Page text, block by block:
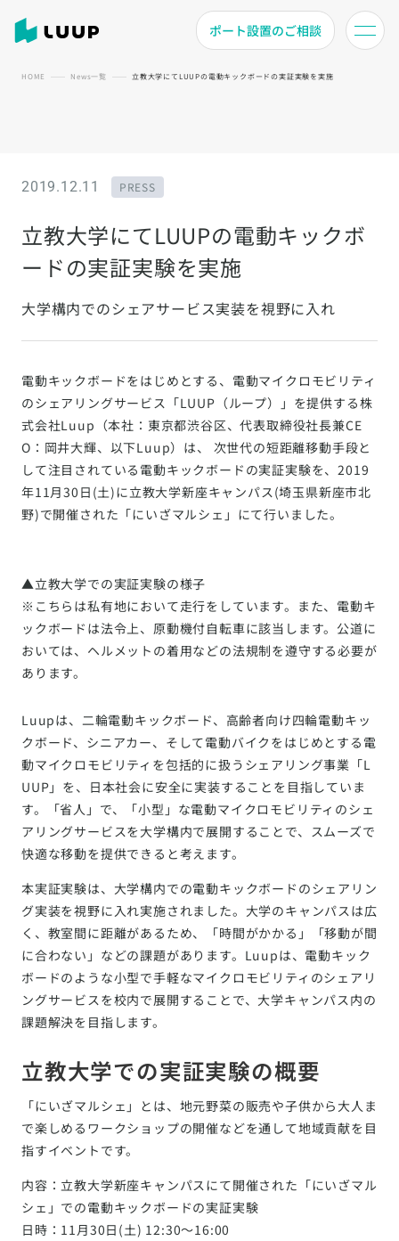
ポート設置のご相談
HOME News一覧 立教大学にてLUUPの電動キックボードの実証実験を実施
2019.12.11 PRESS
立教大学にてLUUPの電動キックボ
ードの実証実験を実施
大学構内でのシェアサービス実装を視野に入れ
電動キックボードをはじめとする、電動マイクロモビリティ
のシェアリングサービス「LUUP（ループ）」を提供する株
式会社Luup（本社：東京都渋谷区、代表取締役社長兼CE
O：岡井大輝、以下Luup）は、 次世代の短距離移動手段と
して注目されている電動キックボードの実証実験を、2019
年11月30日(土)に立教大学新座キャンパス(埼玉県新座市北
野)で開催された「にいざマルシェ」にて行いました。
▲立教大学での実証実験の様子
※こちらは私有地において走行をしています。また、電動キ
ックボードは法令上、原動機付自転車に該当します。公道に
おいては、ヘルメットの着用などの法規制を遵守する必要が
あります。
Luupは、二輪電動キックボード、高齢者向け四輪電動キッ
クボード、シニアカー、そして電動バイクをはじめとする電
動マイクロモビリティを包括的に扱うシェアリング事業「L
UUP」を、日本社会に安全に実装することを目指していま
す。「省人」で、「小型」な電動マイクロモビリティのシェ
アリングサービスを大学構内で展開することで、スムーズで
快適な移動を提供できると考えます。
本実証実験は、大学構内での電動キックボードのシェアリン
グ実装を視野に入れ実施されました。大学のキャンパスは広
く、教室間に距離があるため、「時間がかかる」「移動が間
に合わない」などの課題があります。Luupは、電動キック
ボードのような小型で手軽なマイクロモビリティのシェアリ
ングサービスを校内で展開することで、大学キャンパス内の
課題解決を目指します。
立教大学での実証実験の概要
「にいざマルシェ」とは、地元野菜の販売や子供から大人ま
で楽しめるワークショップの開催などを通して地域貢献を目
指すイベントです。
内容：立教大学新座キャンパスにて開催された「にいざマル
シェ」での電動キックボードの実証実験
日時：11月30日(土) 12:30〜16:00